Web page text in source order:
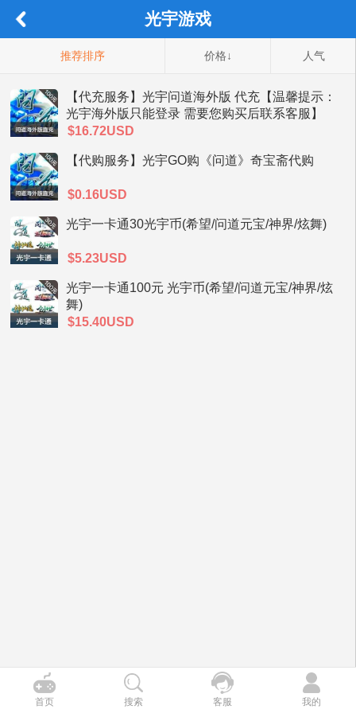
光宇游戏
推荐排序 价格↓ 人气
【代充服务】光宇问道海外版 代充【温馨提示：
光宇海外版只能登录 需要您购买后联系客服】
$16.72USD
【代购服务】光宇GO购《问道》奇宝斋代购
$0.16USD
光宇一卡通30光宇币(希望/问道元宝/神界/炫舞)
$5.23USD
光宇一卡通100元 光宇币(希望/问道元宝/神界/炫
舞)
$15.40USD
首页 搜索 客服 我的